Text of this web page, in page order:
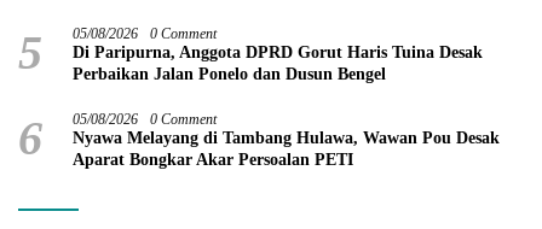
5 05/08/2026 0 Comment
Di Paripurna, Anggota DPRD Gorut Haris Tuina Desak
Perbaikan Jalan Ponelo dan Dusun Bengel
6 05/08/2026 0 Comment
Nyawa Melayang di Tambang Hulawa, Wawan Pou Desak
Aparat Bongkar Akar Persoalan PETI